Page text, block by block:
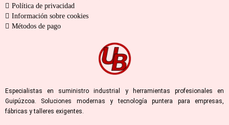
Política de privacidad
Información sobre cookies
Métodos de pago
Especialistas en suministro industrial y herramientas profesionales en
Guipúzcoa. Soluciones modernas y tecnología puntera para empresas,
fábricas y talleres exigentes.